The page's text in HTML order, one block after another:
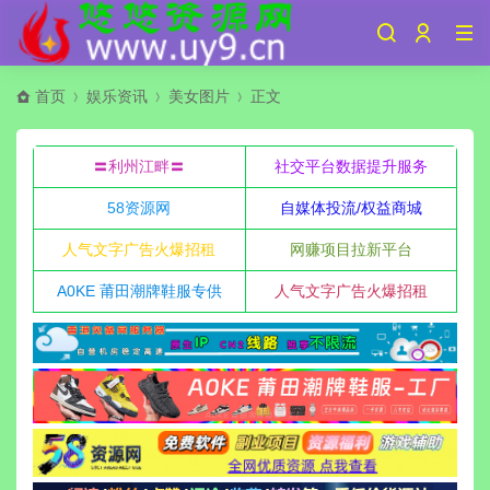
首页 娱乐资讯 美女图片 正文
〓利州江畔〓 社交平台数据提升服务
58资源网 自媒体投流/权益商城
人气文字广告火爆招租 网赚项目拉新平台
A0KE 莆田潮牌鞋服专供 人气文字广告火爆招租